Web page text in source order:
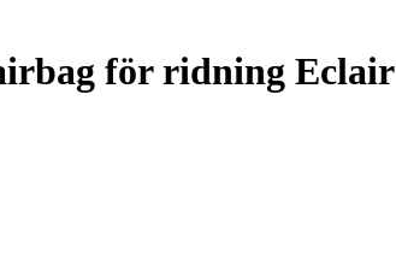
för ridning Eclair